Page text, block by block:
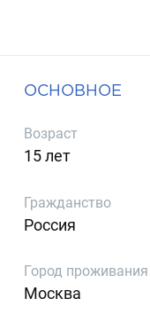
ОСНОВНОЕ
Возраст
15 лет
Гражданство
Россия
Город проживания
Москва